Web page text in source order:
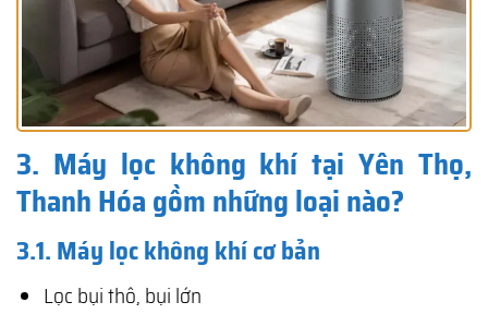
3. Máy lọc không khí tại Yên Thọ,
Thanh Hóa gồm những loại nào?
3.1. Máy lọc không khí cơ bản
Lọc bụi thô, bụi lớn